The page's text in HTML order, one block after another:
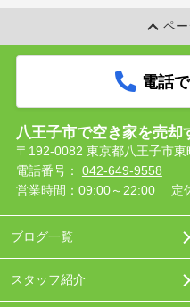
ペ
電話
八王子市で空き家を売
〒192-0082 東京都八王子市
電話番号： 042-649-9558
営業時間：09:00～22:00
定
ブログ一覧
スタッフ紹介